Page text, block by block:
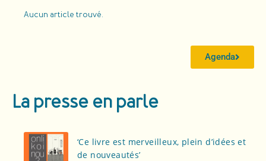
Aucun article trouvé.
Agenda
La presse en parle
‘Ce livre est merveilleux, plein d’idées et
de nouveautés’